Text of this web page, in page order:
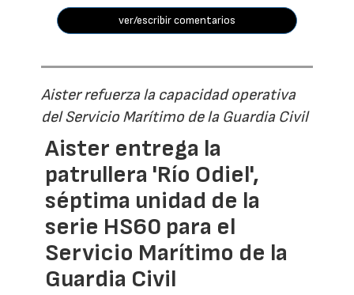
ver/escribir comentarios
Aister refuerza la capacidad operativa
del Servicio Marítimo de la Guardia Civil
Aister entrega la
patrullera 'Río Odiel',
séptima unidad de la
serie HS60 para el
Servicio Marítimo de la
Guardia Civil